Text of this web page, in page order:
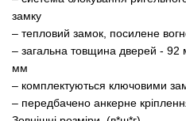
замку
– тепловий замок, посилене
– загальна товщина дверей - 92
мм
– комплектуються ключовими
– передбачено анкерне